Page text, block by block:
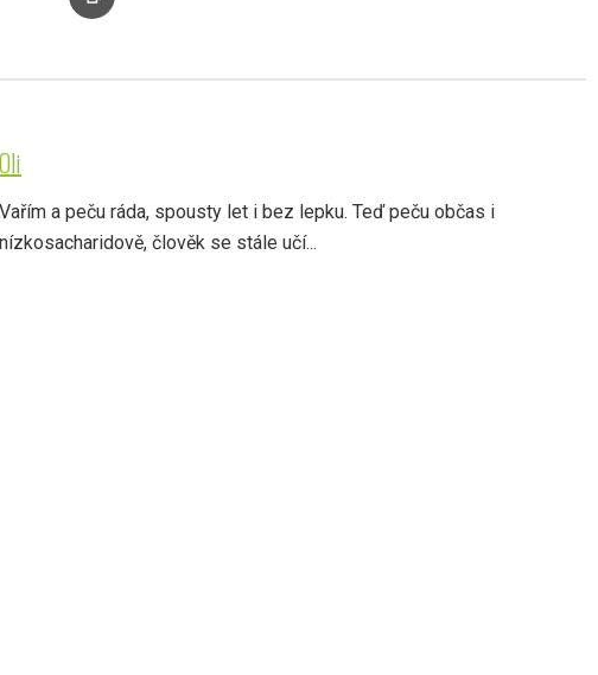
Oli
Vařím a peču ráda, spousty let i bez lepku. Teď peču občas i
nízkosacharidově, člověk se stále učí...